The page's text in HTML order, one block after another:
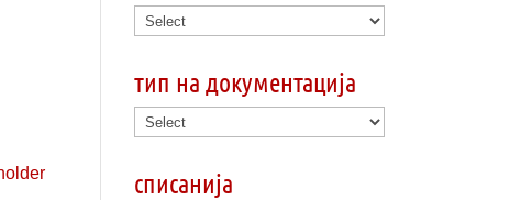
тип на документација
списанија